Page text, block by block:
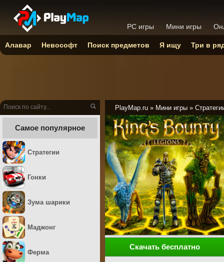
PlayMap.ru » Мини игры »
Скачать бесплатно
Самое популярное
Стратегии
Гонки
Зума шарики
Маджонг
Ферма
PC игры Мини игры
Алавар Невософт Поиск предметов Я ищу Три в